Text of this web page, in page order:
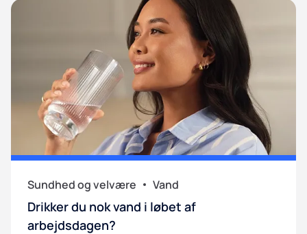
Sundhed og velvære Vand
Drikker du nok vand i løbet af
arbejdsdagen?